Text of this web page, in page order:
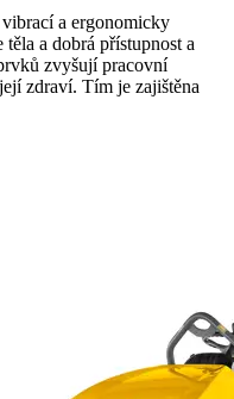
a ergonomicky
a dobrá přístupnost a
zvyšují pracovní
zdraví. Tím je zajištěna